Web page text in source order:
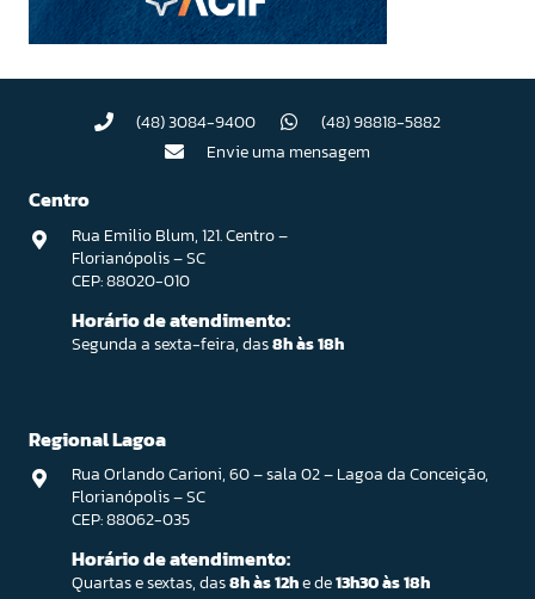
(48) 3084-9400
(48) 98818-5882
Envie uma mensagem
Centro
Rua Emilio Blum, 121. Centro –
Florianópolis – SC
CEP: 88020-010
Horário de atendimento:
Segunda a sexta-feira, das8h às 18h
Regional Lagoa
Rua Orlando Carioni, 60 – sala 02 – Lagoa da Conceição,
Florianópolis – SC
CEP: 88062-035
Horário de atendimento:
Quartas e sextas, das8h às 12he de13h30 às 18h